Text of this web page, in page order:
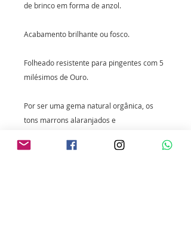
de brinco em forma de anzol.
Acabamento brilhante ou fosco.
Folheado resistente para pingentes com 5
milésimos de Ouro.
Por ser uma gema natural orgânica, os
tons marrons alaranjados e
variar.